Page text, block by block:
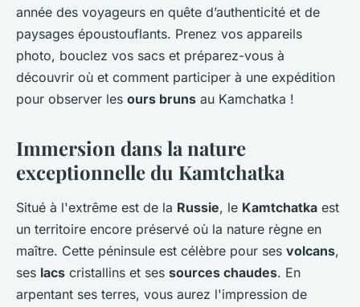
année des voyageurs en quête d’authenticité et de
paysages époustouflants. Prenez vos appareils
photo, bouclez vos sacs et préparez-vous à
découvrir où et comment participer à une expédition
pour observer les ours bruns au Kamchatka !
Immersion dans la nature
exceptionnelle du Kamtchatka
Situé à l'extrême est de la Russie, le Kamtchatka est
un territoire encore préservé où la nature règne en
maître. Cette péninsule est célèbre pour ses volcans,
ses lacs cristallins et ses sources chaudes. En
arpentant ses terres, vous aurez l'impression de